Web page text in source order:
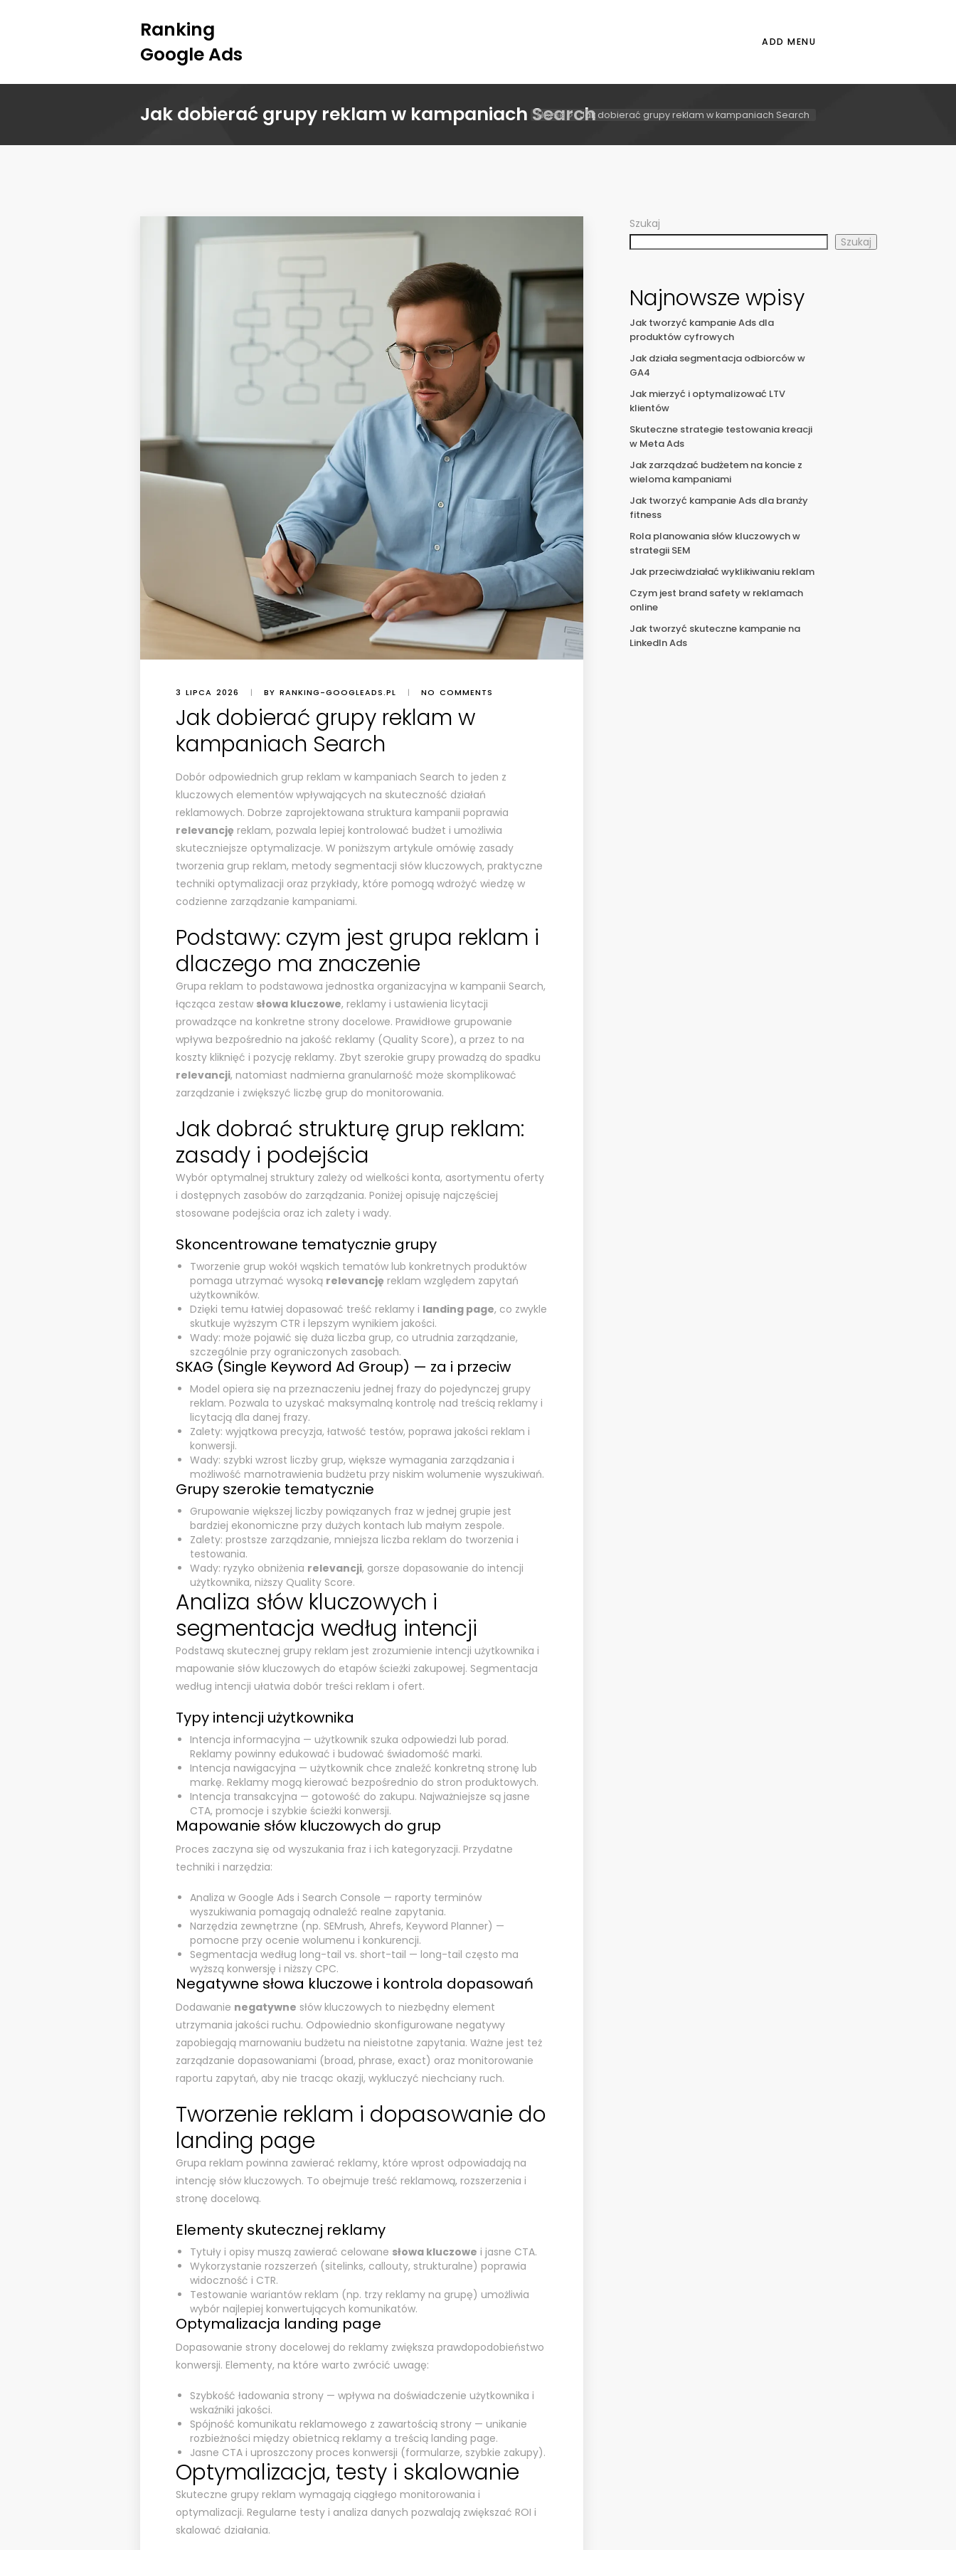
Ranking
Google Ads
ADD MENU
Jak dobierać grupy reklam w kampaniach Search
Home Jak dobierać grupy reklam w kampaniach Search
3 LIPCA 2026 | BY RANKING-GOOGLEADS.PL | NO COMMENTS
Jak dobierać grupy reklam w
kampaniach Search
Dobór odpowiednich grup reklam w kampaniach Search to jeden z
kluczowych elementów wpływających na skuteczność działań
reklamowych. Dobrze zaprojektowana struktura kampanii poprawia
relevancję reklam, pozwala lepiej kontrolować budżet i umożliwia
skuteczniejsze optymalizacje. W poniższym artykule omówię zasady
tworzenia grup reklam, metody segmentacji słów kluczowych, praktyczne
techniki optymalizacji oraz przykłady, które pomogą wdrożyć wiedzę w
codzienne zarządzanie kampaniami.
Podstawy: czym jest grupa reklam i
dlaczego ma znaczenie
Grupa reklam to podstawowa jednostka organizacyjna w kampanii Search,
łącząca zestaw słowa kluczowe, reklamy i ustawienia licytacji
prowadzące na konkretne strony docelowe. Prawidłowe grupowanie
wpływa bezpośrednio na jakość reklamy (Quality Score), a przez to na
koszty kliknięć i pozycję reklamy. Zbyt szerokie grupy prowadzą do spadku
relevancji, natomiast nadmierna granularność może skomplikować
zarządzanie i zwiększyć liczbę grup do monitorowania.
Jak dobrać strukturę grup reklam:
zasady i podejścia
Wybór optymalnej struktury zależy od wielkości konta, asortymentu oferty
i dostępnych zasobów do zarządzania. Poniżej opisuję najczęściej
stosowane podejścia oraz ich zalety i wady.
Skoncentrowane tematycznie grupy
Tworzenie grup wokół wąskich tematów lub konkretnych produktów
pomaga utrzymać wysoką relevancję reklam względem zapytań
użytkowników.
Dzięki temu łatwiej dopasować treść reklamy i landing page, co zwykle
skutkuje wyższym CTR i lepszym wynikiem jakości.
Wady: może pojawić się duża liczba grup, co utrudnia zarządzanie,
szczególnie przy ograniczonych zasobach.
SKAG (Single Keyword Ad Group) — za i przeciw
Model opiera się na przeznaczeniu jednej frazy do pojedynczej grupy
reklam. Pozwala to uzyskać maksymalną kontrolę nad treścią reklamy i
licytacją dla danej frazy.
Zalety: wyjątkowa precyzja, łatwość testów, poprawa jakości reklam i
konwersji.
Wady: szybki wzrost liczby grup, większe wymagania zarządzania i
możliwość marnotrawienia budżetu przy niskim wolumenie wyszukiwań.
Grupy szerokie tematycznie
Grupowanie większej liczby powiązanych fraz w jednej grupie jest
bardziej ekonomiczne przy dużych kontach lub małym zespole.
Zalety: prostsze zarządzanie, mniejsza liczba reklam do tworzenia i
testowania.
Wady: ryzyko obniżenia relevancji, gorsze dopasowanie do intencji
użytkownika, niższy Quality Score.
Analiza słów kluczowych i
segmentacja według intencji
Podstawą skutecznej grupy reklam jest zrozumienie intencji użytkownika i
mapowanie słów kluczowych do etapów ścieżki zakupowej. Segmentacja
według intencji ułatwia dobór treści reklam i ofert.
Typy intencji użytkownika
Intencja informacyjna — użytkownik szuka odpowiedzi lub porad.
Reklamy powinny edukować i budować świadomość marki.
Intencja nawigacyjna — użytkownik chce znaleźć konkretną stronę lub
markę. Reklamy mogą kierować bezpośrednio do stron produktowych.
Intencja transakcyjna — gotowość do zakupu. Najważniejsze są jasne
CTA, promocje i szybkie ścieżki konwersji.
Mapowanie słów kluczowych do grup
Proces zaczyna się od wyszukania fraz i ich kategoryzacji. Przydatne
techniki i narzędzia:
Analiza w Google Ads i Search Console — raporty terminów
wyszukiwania pomagają odnaleźć realne zapytania.
Narzędzia zewnętrzne (np. SEMrush, Ahrefs, Keyword Planner) —
pomocne przy ocenie wolumenu i konkurencji.
Segmentacja według long-tail vs. short-tail — long-tail często ma
wyższą konwersję i niższy CPC.
Negatywne słowa kluczowe i kontrola dopasowań
Dodawanie negatywne słów kluczowych to niezbędny element
utrzymania jakości ruchu. Odpowiednio skonfigurowane negatywy
zapobiegają marnowaniu budżetu na nieistotne zapytania. Ważne jest też
zarządzanie dopasowaniami (broad, phrase, exact) oraz monitorowanie
raportu zapytań, aby nie tracąc okazji, wykluczyć niechciany ruch.
Tworzenie reklam i dopasowanie do
landing page
Grupa reklam powinna zawierać reklamy, które wprost odpowiadają na
intencję słów kluczowych. To obejmuje treść reklamową, rozszerzenia i
stronę docelową.
Elementy skutecznej reklamy
Tytuły i opisy muszą zawierać celowane słowa kluczowe i jasne CTA.
Wykorzystanie rozszerzeń (sitelinks, callouty, strukturalne) poprawia
widoczność i CTR.
Testowanie wariantów reklam (np. trzy reklamy na grupę) umożliwia
wybór najlepiej konwertujących komunikatów.
Optymalizacja landing page
Dopasowanie strony docelowej do reklamy zwiększa prawdopodobieństwo
konwersji. Elementy, na które warto zwrócić uwagę:
Szybkość ładowania strony — wpływa na doświadczenie użytkownika i
wskaźniki jakości.
Spójność komunikatu reklamowego z zawartością strony — unikanie
rozbieżności między obietnicą reklamy a treścią landing page.
Jasne CTA i uproszczony proces konwersji (formularze, szybkie zakupy).
Optymalizacja, testy i skalowanie
Skuteczne grupy reklam wymagają ciągłego monitorowania i
optymalizacji. Regularne testy i analiza danych pozwalają zwiększać ROI i
skalować działania.
Szukaj
Szukaj
Najnowsze wpisy
Jak tworzyć kampanie Ads dla
produktów cyfrowych
Jak działa segmentacja odbiorców w
GA4
Jak mierzyć i optymalizować LTV
klientów
Skuteczne strategie testowania kreacji
w Meta Ads
Jak zarządzać budżetem na koncie z
wieloma kampaniami
Jak tworzyć kampanie Ads dla branży
fitness
Rola planowania słów kluczowych w
strategii SEM
Jak przeciwdziałać wyklikiwaniu reklam
Czym jest brand safety w reklamach
online
Jak tworzyć skuteczne kampanie na
LinkedIn Ads